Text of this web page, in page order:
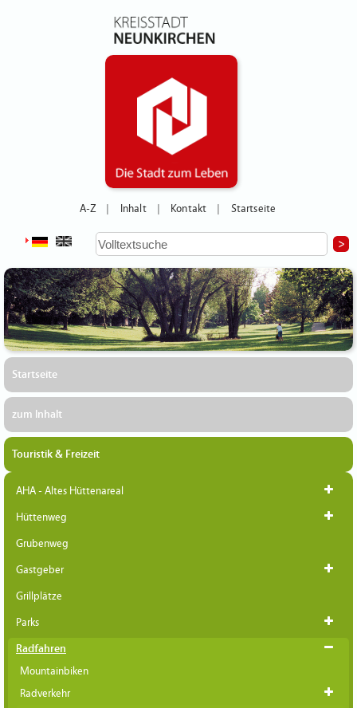
A-Z Inhalt Kontakt Startseite
Startseite
zum Inhalt
Touristik & Freizeit
AHA - Altes Hüttenareal
Hüttenweg
Grubenweg
Gastgeber
Grillplätze
Parks
Radfahren
Mountainbiken
Radverkehr